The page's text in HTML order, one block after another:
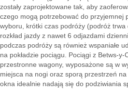
zostały zaprojektowane tak, aby
czego mogą potrzebować do przyjemnej
wyboru, krótki czas podróży (podróż trwa
rozkład jazdy z nawet 6 odjazdami
podczas podróży są również wspaniałe
na pokładzie pociągu. Pociągi z Betws-
przestronne wagony, wyposażone są w
miejsca na nogi oraz sporą przestrzeń
okna idealnie nadają się do podziwiania